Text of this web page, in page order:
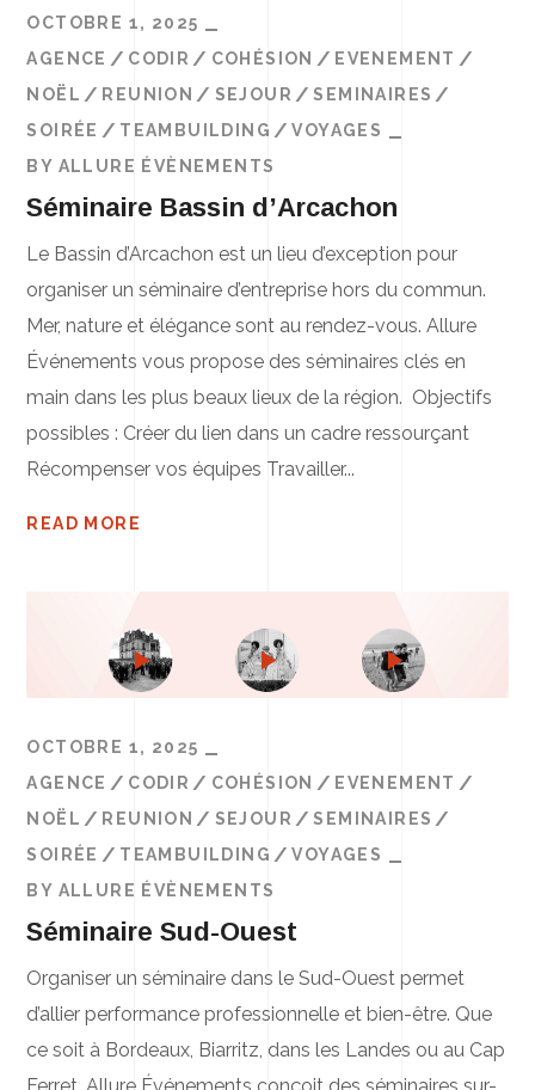
OCTOBRE 1, 2025
AGENCE
CODIR COHÉSION
EVENEMENT
NOËL
REUNION SEJOUR
SEMINAIRES
SOIRÉE
TEAMBUILDING
VOYAGES
BY ALLURE ÉVÈNEMENTS
Séminaire Bassin d’Arcachon
Le Bassin d’Arcachon est un lieu d’exception pour
organiser un séminaire d’entreprise hors du commun.
Mer, nature et élégance sont au rendez-vous. Allure
Événements vous propose des séminaires clés en
main dans les plus beaux lieux de la région. Objectifs
possibles : Créer du lien dans un cadre ressourçant
Récompenser vos équipes Travailler...
READ MORE
OCTOBRE 1, 2025
AGENCE
CODIR COHÉSION
EVENEMENT
NOËL
REUNION SEJOUR
SEMINAIRES
SOIRÉE
TEAMBUILDING
VOYAGES
BY ALLURE ÉVÈNEMENTS
Séminaire Sud-Ouest
Organiser un séminaire dans le Sud-Ouest permet
d’allier performance professionnelle et bien-être. Que
ce soit à Bordeaux, Biarritz, dans les Landes ou au Cap
Ferret, Allure Événements conçoit des séminaires sur-